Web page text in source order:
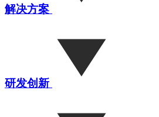
解决方案
研发创新